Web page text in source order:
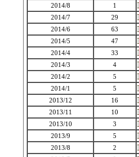
2014/8
1
2014/7
29
2014/6
63
2014/5
47
2014/4
33
2014/3
4
2014/2
5
2014/1
5
2013/12
16
2013/11
10
2013/10
3
2013/9
5
2013/8
2